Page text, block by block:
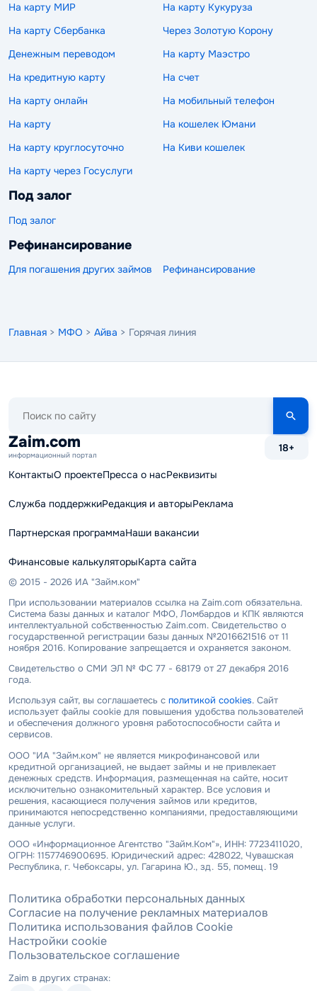
На карту МИР
На карту Кукуруза
На карту Сбербанка
Через Золотую Корону
Денежным переводом
На карту Маэстро
На кредитную карту
На счет
На карту онлайн
На мобильный телефон
На карту
На кошелек Юмани
На карту круглосуточно
На Киви кошелек
На карту через Госуслуги
Под залог
Под залог
Рефинансирование
Для погашения других займов Рефинансирование
Главная > МФО > Айва > Горячая линия
сайту
Zaim.com
информационный портал
18+
КонтактыО проектеПресса о насРеквизиты
Служба поддержкиРедакция и авторыРеклама
Партнерская программаНаши вакансии
Финансовые калькуляторыКарта сайта
© 2015 - 2026 ИА "Займ.ком"
При использовании материалов ссылка на Zaim.com обязательна.
Система базы данных и каталог МФО, Ломбардов и КПК являются
интеллектуальной собственностью Zaim.com. Свидетельство о
государственной регистрации базы данных №2016621516 от 11
ноября 2016. Копирование запрещается и охраняется законом.
Свидетельство о СМИ ЭЛ № ФС 77 - 68179 от 27 декабря 2016
года.
Используя сайт, вы соглашаетесь с политикой cookies. Сайт
использует файлы cookie для повышения удобства пользователей
и обеспечения должного уровня работоспособности сайта и
сервисов.
ООО "ИА "Займ.ком" не является микрофинансовой или
кредитной организацией, не выдает займы и не привлекает
денежных средств. Информация, размещенная на сайте, носит
исключительно ознакомительный характер. Все условия и
решения, касающиеся получения займов или кредитов,
принимаются непосредственно компаниями, предоставляющими
данные услуги.
ООО «Информационное Агентство "Займ.Ком"», ИНН: 7723411020,
ОГРН: 1157746900695. Юридический адрес: 428022, Чувашская
Республика, г. Чебоксары, ул. Гагарина Ю., зд. 55, помещ. 19
Политика обработки персональных данных
Согласие на получение рекламных материалов
Политика использования файлов Cookie
Настройки cookie
Пользовательское соглашение
Zaim в других странах: